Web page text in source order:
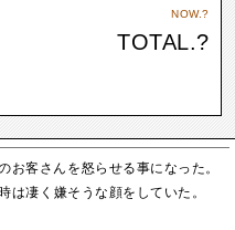
NOW.?
TOTAL.?
お客さんを怒らせる事になった。
は凄く嫌そうな顔をしていた。